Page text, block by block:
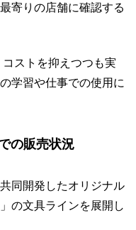
寄りの店舗に確認する
ストを抑えつつも実
学習や仕事での使用に
の販売状況
同開発したオリジナル
の文具ラインを展開し